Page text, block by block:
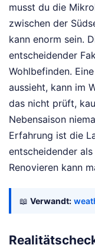
musst du die
zwischen der
kann enorm sein.
entscheidender
Wohlbefinden.
aussieht, kann im
das nicht prüft,
Nebensaison
Erfahrung ist die
entscheidender
Renovieren kann
📖 Verwandt: